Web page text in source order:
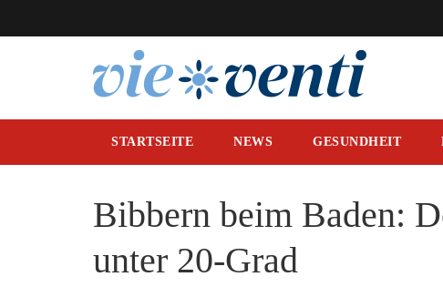
STARTSEITE NEWS GESUNDHEIT
Bibbern beim Baden:
unter 20-Grad